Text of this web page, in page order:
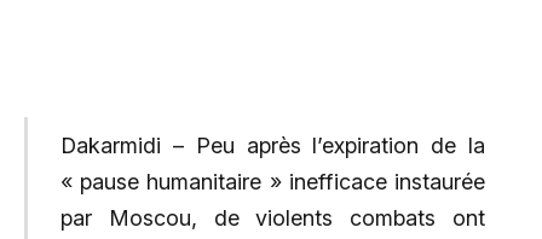
Dakarmidi – Peu après l’expiration de la
« pause humanitaire » inefficace instaurée
par Moscou, de violents combats ont